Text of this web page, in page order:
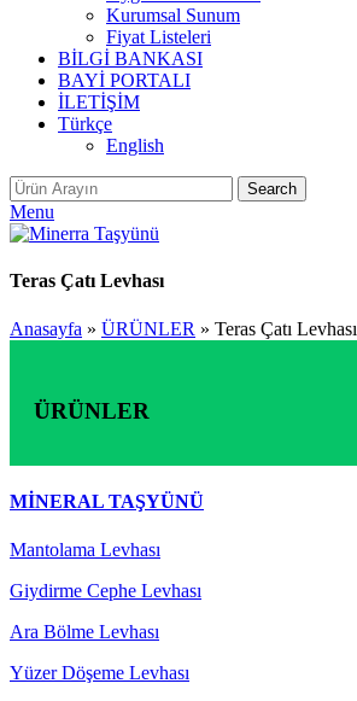
Kurumsal Sunum
Fiyat Listeleri
BİLGİ BANKASI
BAYİ PORTALI
İLETİŞİM
Türkçe
English
Search
Menu
Teras Çatı Levhası
Anasayfa » ÜRÜNLER » Teras Çatı Levhası
ÜRÜNLER
MİNERAL TAŞYÜNÜ
Mantolama Levhası
Giydirme Cephe Levhası
Ara Bölme Levhası
Yüzer Döşeme Levhası